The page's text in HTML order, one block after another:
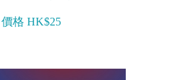
價格 HK$25